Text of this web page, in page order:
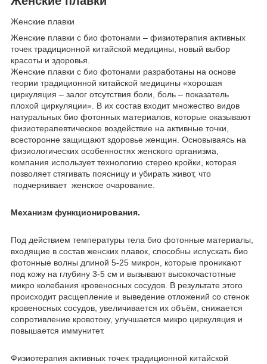
Женские плавки
Женские плавки с био фотонами – физиотерапия активных
точек традиционной китайской медицины, новый выбор
красоты и здоровья.
Женские плавки с био фотонами разработаны на основе
теории традиционной китайской медицины «хорошая
циркуляция – залог отсутствия боли, боль – показатель
плохой циркуляции». В их состав входит множество видов
натуральных био фотонных материалов, которые оказывают
физиотерапевтическое воздействие на активные точки,
всесторонне защищают здоровье женщин. Основываясь на
физиологических особенностях женского организма,
компания использует технологию стерео кройки, которая
позволяет стягивать поясницу и убирать живот, что
подчеркивает женское очарование.
Механизм функционирования.
Под действием температуры тела био фотонные материалы,
входящие в состав женских плавок, способны испускать био
фотонные волны длиной 5-25 микрон, которые проникают
под кожу на глубину 3-5 см и вызывают высокочастотные
микро колебания кровеносных сосудов. В результате этого
происходит расщепление и выведение отложений со стенок
кровеносных сосудов, увеличивается их объём, снижается
сопротивление кровотоку, улучшается микро циркуляция и
повышается иммунитет.
Физиотерапия активных точек традиционной китайской